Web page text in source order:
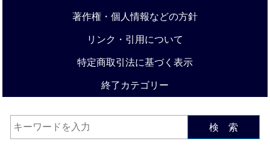
著作権・個人情報などの方針
リンク・引用について
特定商取引法に基づく表示
終了カテゴリー
検 索